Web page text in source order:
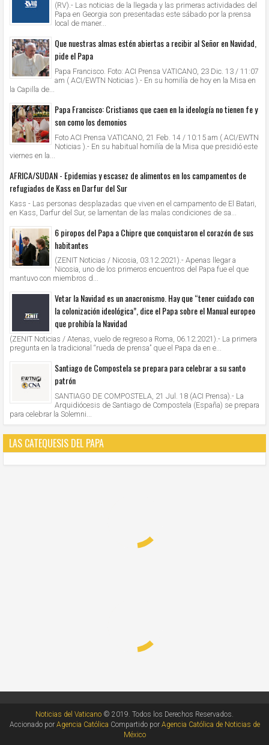
(RV).- Las noticias de la llegada y las primeras actividades del
Papa en Georgia son presentadas este sábado por la prensa
local de maner...
Que nuestras almas estén abiertas a recibir al Señor en Navidad,
pide el Papa
Papa Francisco. Foto: ACI Prensa VATICANO, 23 Dic. 13 / 11:07
am ( ACI/EWTN Noticias ).- En su homilía de hoy en la Misa en
la Capilla de...
Papa Francisco: Cristianos que caen en la ideología no tienen fe y
son como los demonios
Foto ACI Prensa VATICANO, 21 Feb. 14 / 10:15 am ( ACI/EWTN
Noticias ).- En su habitual homilía de la Misa que presidió este
viernes en la...
AFRICA/SUDAN - Epidemias y escasez de alimentos en los campamentos de
refugiados de Kass en Darfur del Sur
Kass - Las personas desplazadas que viven en el campamento de El Batari,
en Kass, Darfur del Sur, se lamentan de las malas condiciones de sa...
6 piropos del Papa a Chipre que conquistaron el corazón de sus
habitantes
(ZENIT Noticias / Nicosia, 03.12.2021).- Apenas llegar a
Nicosia, uno de los primeros encuentros del Papa fue el que
mantuvo con miembros d...
Vetar la Navidad es un anacronismo. Hay que “tener cuidado con
la colonización ideológica”, dice el Papa sobre el Manual europeo
que prohibía la Navidad
(ZENIT Noticias / Atenas, vuelo de regreso a Roma, 06.12.2021).- La primera
pregunta en la tradicional “rueda de prensa” que el Papa da en e...
Santiago de Compostela se prepara para celebrar a su santo
patrón
SANTIAGO DE COMPOSTELA, 21 Jul. 18 (ACI Prensa).- La
Arquidiócesis de Santiago de Compostela (España) se prepara
para celebrar la Solemni...
LAS CATEQUESIS DEL PAPA
Noticias del Vaticano © 2019. Todos los Derechos Reservados.
Accionado por Agencia Católica Compartido por Agencia Católica de Noticias de
México